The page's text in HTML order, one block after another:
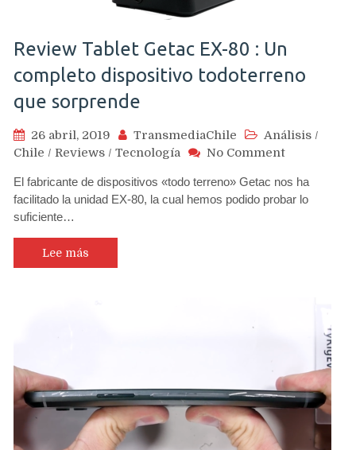
vienen
Review Tablet Getac EX-80 : Un
completo dispositivo todoterreno
que sorprende
26 abril, 2019 TransmediaChile Análisis /
Chile / Reviews / Tecnología No Commenton
Tablet
Getac
sorprende
El fabricante de dispositivos «todo terreno» Getac nos ha
facilitado la unidad EX-80, la cual hemos podido probar lo
suficiente…
Lee más